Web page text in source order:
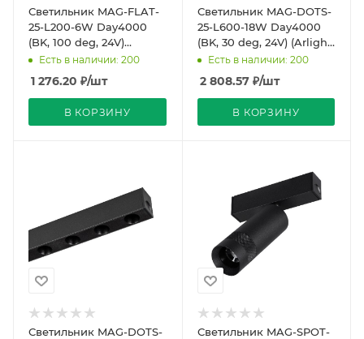
Светильник MAG-FLAT-
25-L200-6W Day4000
(BK, 100 deg, 24V)
(Arlight, IP20 Металл, 5
Есть в наличии: 200
1 276.20 ₽/шт
В КОРЗИНУ
Светильник MAG-DOTS-
25-L600-18W Day4000
(BK, 30 deg, 24V) (Arlight,
IP20 Металл, 5 лет)
Есть в наличии: 200
2 808.57₽/шт
В КОРЗИНУ
Светильник MAG-DOTS-
Светильник MAG-SPOT-